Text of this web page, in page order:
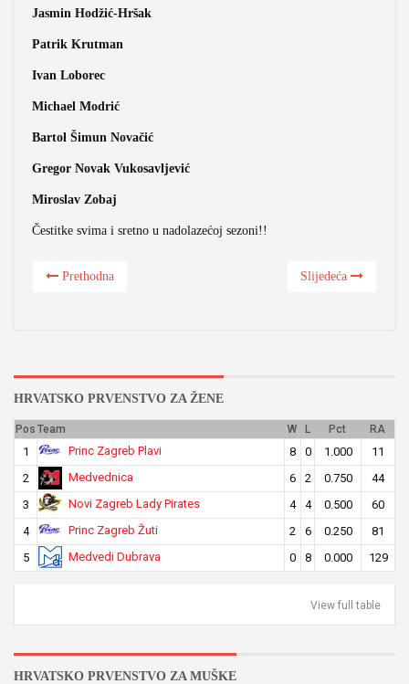
Jasmin Hodžić-Hršak
Patrik Krutman
Ivan Loborec
Michael Modrić
Bartol Šimun Novačić
Gregor Novak Vukosavljević
Miroslav Zobaj
Čestitke svima i sretno u nadolazećoj sezoni!!
Prethodna Slijedeća
HRVATSKO PRVENSTVO ZA ŽENE
Pos Team W L Pct RA
1 Princ Zagreb Plavi 8 0 1.000
11
2
Medvednica 6 2 0.750
44
3
Novi Zagreb Lady Pirates 4 4 0.500
60
4
Princ Zagreb Žuti 2 6 0.250
81
5
Medvedi Dubrava 0 8 0.000 129
View full table
HRVATSKO PRVENSTVO ZA MUŠKE